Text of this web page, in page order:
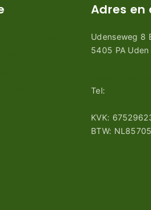
Adres
Udenseweg 8
5405 PA Uden
Tel:
KVK:
BTW: